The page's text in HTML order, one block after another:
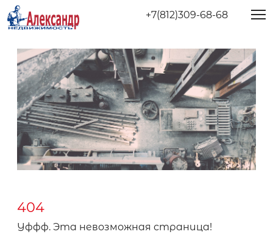
+7(812)309-68-68
404
Уффф. Эта невозможная страница!